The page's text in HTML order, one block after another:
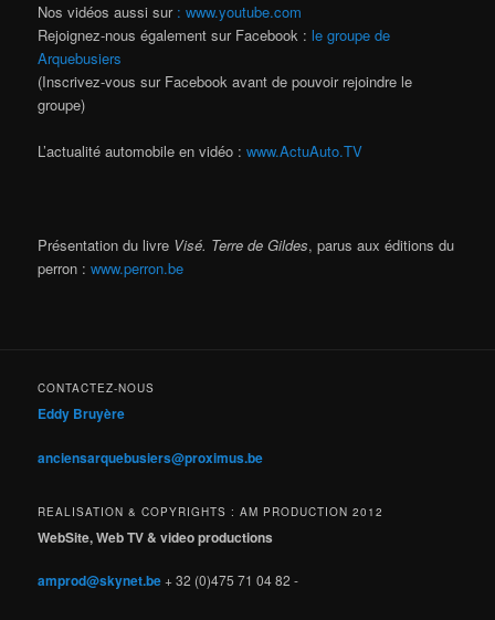
Nos vidéos aussi sur : www.youtube.com
Rejoignez-nous également sur Facebook :le groupe de
Arquebusiers
(Inscrivez-vous sur Facebook avant de pouvoir rejoindre le
groupe)
L’actualité automobile en vidéo :www.ActuAuto.TV
Présentation du livre Visé. Terre de Gildes, parus aux éditions du
perron :www.perron.be
CONTACTEZ-NOUS
Eddy Bruyère
anciensarquebusiers@proximus.be
REALISATION & COPYRIGHTS : AM PRODUCTION 2012
WebSite, Web TV & video productions
amprod@skynet.be+ 32 (0)475 71 04 82 -